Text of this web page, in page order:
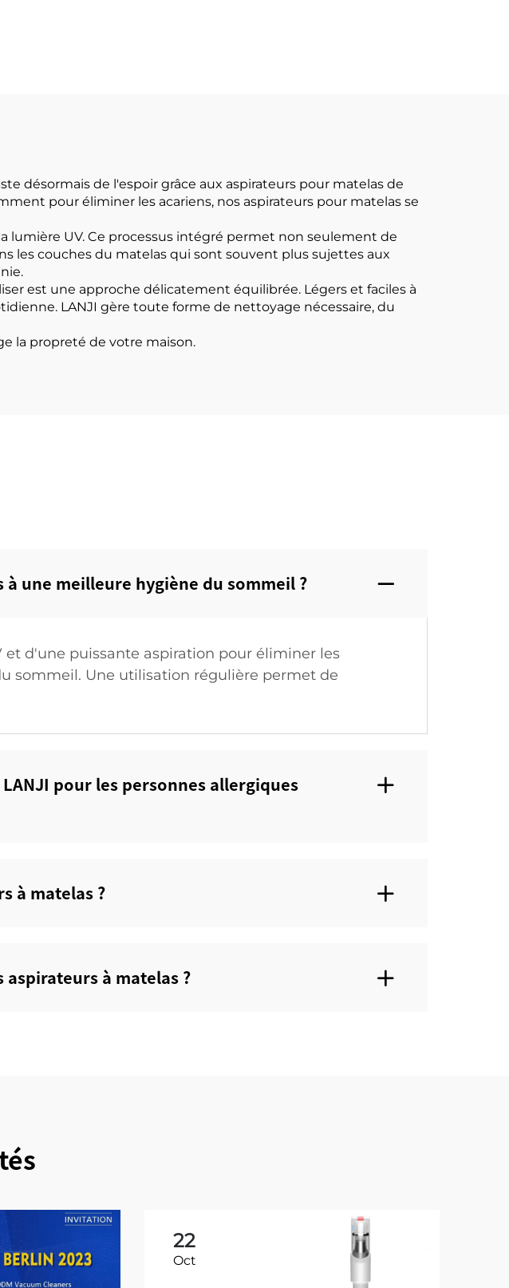
désormais de l'espoir grâce aux aspirateurs pour matelas de
pour éliminer les acariens, nos aspirateurs pour matelas se
lumière UV. Ce processus intégré permet non seulement de
les couches du matelas qui sont souvent plus sujettes aux
est une approche délicatement équilibrée. Légers et faciles à
LANJI gère toute forme de nettoyage nécessaire, du
la propreté de votre maison.
une meilleure hygiène du sommeil ?
et d'une puissante aspiration pour éliminer les
sommeil. Une utilisation régulière permet de
pour les personnes allergiques
à matelas ?
à matelas ?
22
Oct